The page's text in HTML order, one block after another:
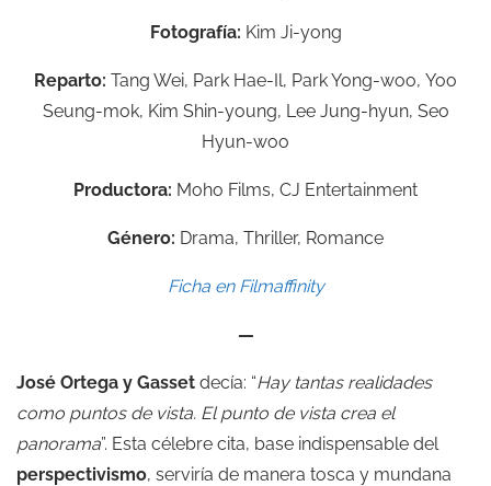
Fotografía: Kim Ji-yong
Reparto: Tang Wei, Park Hae-Il, Park Yong-woo, Yoo
Seung-mok, Kim Shin-young, Lee Jung-hyun, Seo
Hyun-woo
Productora: Moho Films, CJ Entertainment
Género: Drama, Thriller, Romance
Ficha en Filmaffinity
—
José Ortega y Gasset decía: “Hay tantas realidades
como puntos de vista. El punto de vista crea el
panorama”. Esta célebre cita, base indispensable del
perspectivismo, serviría de manera tosca y mundana